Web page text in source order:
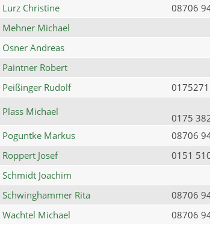
Lurz Christine
08706
Mehner Michael
Osner Andreas
Paintner Robert
Peißinger Rudolf
Plass Michael
0175
Poguntke Markus
08706
Roppert Josef
0151
Schmidt Joachim
Schwinghammer Rita
08706
Wachtel Michael
08706